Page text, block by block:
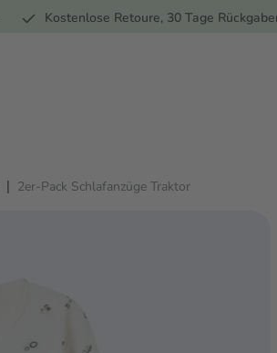
Kostenlose Retoure, 30 Tage
| 2er-Pack Schlafanzüge Traktor